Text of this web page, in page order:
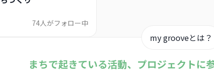
74人がフォロー中
my grooveとは？
まちで起きている活動、プロジェクトに